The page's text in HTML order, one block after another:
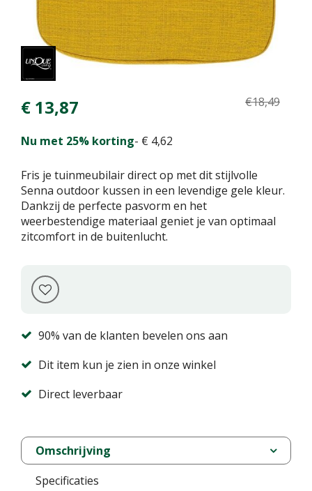
€18,49
€ 13,87
Nu met 25% korting- € 4,62
Fris je tuinmeubilair direct op met dit stijlvolle
Senna outdoor kussen in een levendige gele kleur.
Dankzij de perfecte pasvorm en het
weerbestendige materiaal geniet je van optimaal
zitcomfort in de buitenlucht.
90% van de klanten bevelen ons aan
Dit item kun je zien in onze winkel
Direct leverbaar
Omschrijving
Specificaties